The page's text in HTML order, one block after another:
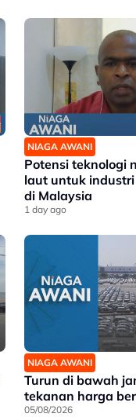
NIAGA AWANI
Potensi teknologi
laut untuk
di Malaysia
1 day ago
NIAGA AWANI
Turun di bawah
tekanan harga
05/08/2026